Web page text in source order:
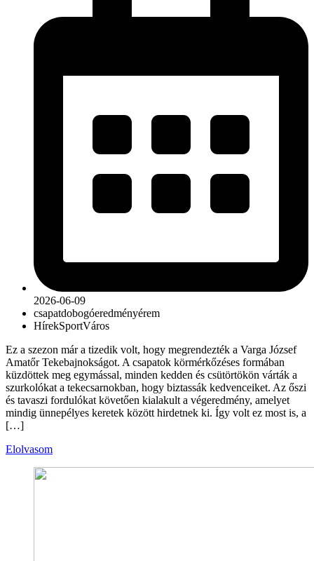
2026-06-09
csapatdobogóeredményérem
HírekSportVáros
Ez a szezon már a tizedik volt, hogy megrendezték a Varga József
Amatőr Tekebajnokságot. A csapatok körmérkőzéses formában
küzdöttek meg egymással, minden kedden és csütörtökön várták a
szurkolókat a tekecsarnokban, hogy biztassák kedvenceiket. Az őszi
és tavaszi fordulókat követően kialakult a végeredmény, amelyet
mindig ünnepélyes keretek között hirdetnek ki. Így volt ez most is, a
[…]
Elolvasom